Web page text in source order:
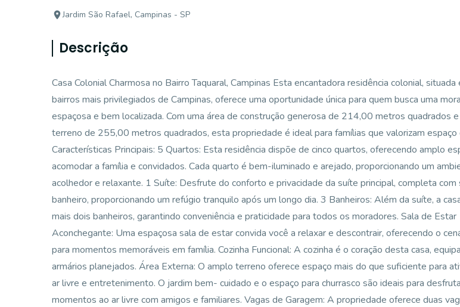
Jardim São Rafael, Campinas - SP
Descrição
Casa Colonial Charmosa no Bairro Taquaral, Campinas Esta encantadora residência colonial, situada
bairros mais privilegiados de Campinas, oferece uma oportunidade única para quem busca uma
espaçosa e bem localizada. Com uma área de construção generosa de 214,00 metros quadrados
terreno de 255,00 metros quadrados, esta propriedade é ideal para famílias que valorizam espaço
Características Principais: 5 Quartos: Esta residência dispõe de cinco quartos, oferecendo amplo
acomodar a família e convidados. Cada quarto é bem-iluminado e arejado, proporcionando um
acolhedor e relaxante. 1 Suíte: Desfrute do conforto e privacidade da suíte principal, completa com
banheiro, proporcionando um refúgio tranquilo após um longo dia. 3 Banheiros: Além da suíte, a
mais dois banheiros, garantindo conveniência e praticidade para todos os moradores. Sala de Estar
Aconchegante: Uma espaçosa sala de estar convida você a relaxar e descontrair, oferecendo o
para momentos memoráveis em família. Cozinha Funcional: A cozinha é o coração desta casa,
armários planejados. Área Externa: O amplo terreno oferece espaço mais do que suficiente para
ar livre e entretenimento. O jardim bem- cuidado e o espaço para churrasco são ideais para
momentos ao ar livre com amigos e familiares. Vagas de Garagem: A propriedade oferece duas